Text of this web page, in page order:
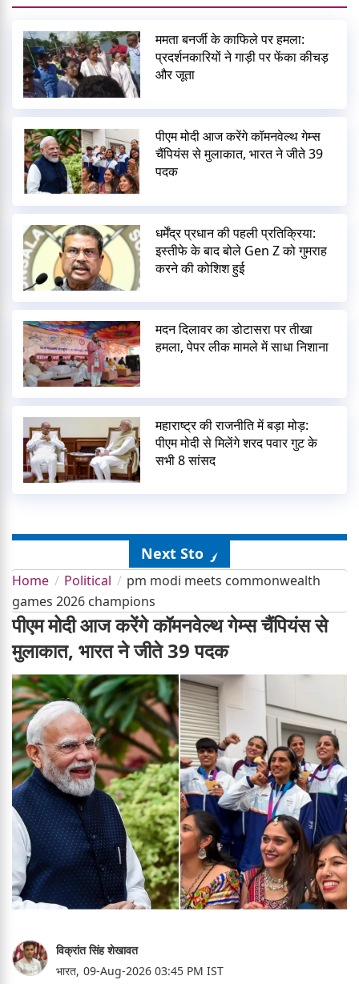
ममता बनर्जी के काफिले पर हमला:
प्रदर्शनकारियों ने गाड़ी पर फेंका कीचड़
और जूता
पीएम मोदी आज करेंगे कॉमनवेल्थ गेम्स
चैंपियंस से मुलाकात, भारत ने जीते 39
पदक
धर्मेंद्र प्रधान की पहली प्रतिक्रिया:
इस्तीफे के बाद बोले Gen Z को गुमराह
करने की कोशिश हुई
मदन दिलावर का डोटासरा पर तीखा
हमला, पेपर लीक मामले में साधा निशाना
महाराष्ट्र की राजनीति में बड़ा मोड़:
पीएम मोदी से मिलेंगे शरद पवार गुट के
सभी 8 सांसद
Next Story
Home Political
pm modi meets commonwealth
games 2026 champions
पीएम मोदी आज करेंगे कॉमनवेल्थ गेम्स चैंपियंस से
मुलाकात, भारत ने जीते 39 पदक
विक्रांत सिंह शेखावत
भारत, 09-Aug-2026 03:45 PM IST